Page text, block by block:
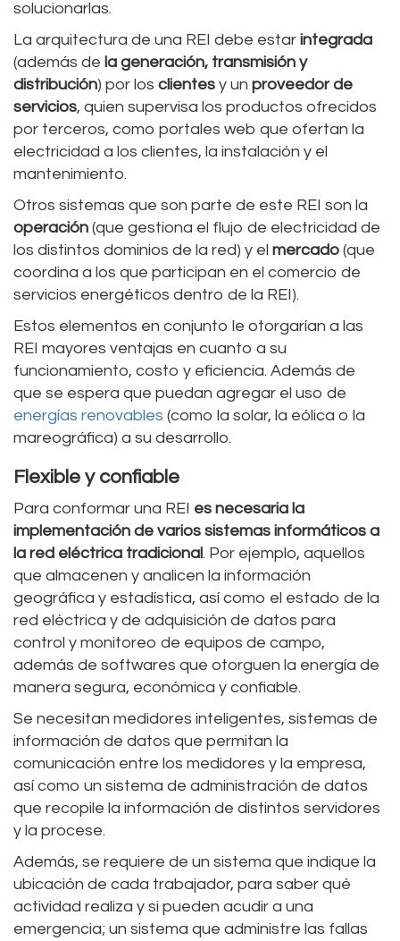
solucionarlas.
La arquitectura de una REI debe estar integrada
(además de la generación, transmisión y
distribución) por los clientes y un proveedor de
servicios, quien supervisa los productos ofrecidos
por terceros, como portales web que ofertan la
electricidad a los clientes, la instalación y el
mantenimiento.
Otros sistemas que son parte de este REI son la
operación (que gestiona el flujo de electricidad de
los distintos dominios de la red) y el mercado (que
coordina a los que participan en el comercio de
servicios energéticos dentro de la REI).
Estos elementos en conjunto le otorgarían a las
REI mayores ventajas en cuanto a su
funcionamiento, costo y eficiencia. Además de
que se espera que puedan agregar el uso de
energías renovables (como la solar, la eólica o la
mareográfica) a su desarrollo.
Flexible y confiable
Para conformar una REI es necesaria la
implementación de varios sistemas informáticos a
la red eléctrica tradicional. Por ejemplo, aquellos
que almacenen y analicen la información
geográfica y estadística, así como el estado de la
red eléctrica y de adquisición de datos para
control y monitoreo de equipos de campo,
además de softwares que otorguen la energía de
manera segura, económica y confiable.
Se necesitan medidores inteligentes, sistemas de
información de datos que permitan la
comunicación entre los medidores y la empresa,
así como un sistema de administración de datos
que recopile la información de distintos servidores
y la procese.
Además, se requiere de un sistema que indique la
ubicación de cada trabajador, para saber qué
actividad realiza y si pueden acudir a una
emergencia; un sistema que administre las fallas